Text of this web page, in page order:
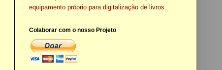
equipamento próprio para digitalização de livros.
Colaborar com o nosso Projeto